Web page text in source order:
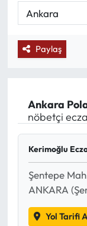
Paylaş
Ankara
nöbetçi
Kerimoğlu
Şentepe
ANKARA
Yol Tarifi
Politika
Politik Kulis
Magazin
Mektup
Röportaj
Manşet
Tüm
Son Dakika